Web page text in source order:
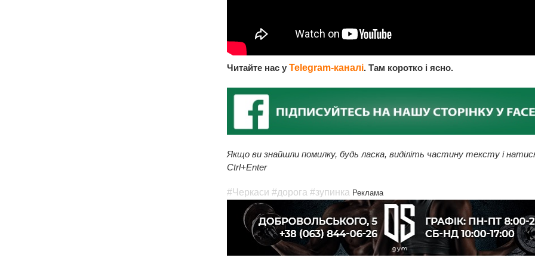
Читайте нас у Telegram-каналі. Там коротко і ясно.
Якщо ви знайшли помилку, будь ласка, виділіть частину тексту і
Ctrl+Enter
#Черкаси #дорога #зупинка Реклама